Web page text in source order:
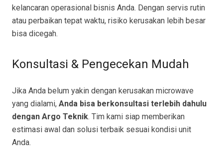
kelancaran operasional bisnis Anda. Dengan servis rutin
atau perbaikan tepat waktu, risiko kerusakan lebih besar
bisa dicegah.
Konsultasi & Pengecekan Mudah
Jika Anda belum yakin dengan kerusakan microwave
yang dialami, Anda bisa berkonsultasi terlebih dahulu
dengan Argo Teknik. Tim kami siap memberikan
estimasi awal dan solusi terbaik sesuai kondisi unit
Anda.